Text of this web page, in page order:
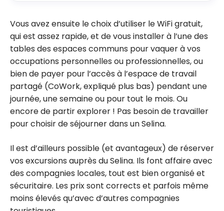
Vous avez ensuite le choix d’utiliser le WiFi gratuit,
qui est assez rapide, et de vous installer à l’une des
tables des espaces communs pour vaquer à vos
occupations personnelles ou professionnelles, ou
bien de payer pour l’accès à l’espace de travail
partagé (CoWork, expliqué plus bas) pendant une
journée, une semaine ou pour tout le mois. Ou
encore de partir explorer ! Pas besoin de travailler
pour choisir de séjourner dans un Selina.
Il est d’ailleurs possible (et avantageux) de réserver
vos excursions auprès du Selina. Ils font affaire avec
des compagnies locales, tout est bien organisé et
sécuritaire. Les prix sont corrects et parfois même
moins élevés qu’avec d’autres compagnies